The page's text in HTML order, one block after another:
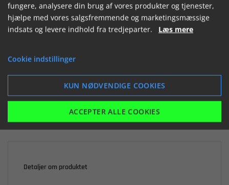
379,71 kr.inkl. moms
Detaljer om produktet
fungere, analysere din brug af vores produkter og tjenester,
hjælpe med vores salgsfremmende og marketingsmæssige
indsats og levere indhold fra tredjeparter. Læs mere
Cookie indstillinger
KUN NØDVENDIGE COOKIES
ACCEPTER ALLE COOKIES